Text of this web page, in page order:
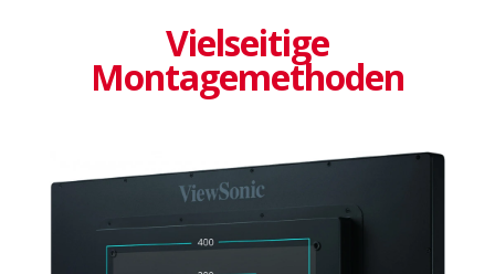
Vielseitige
Montagemethoden